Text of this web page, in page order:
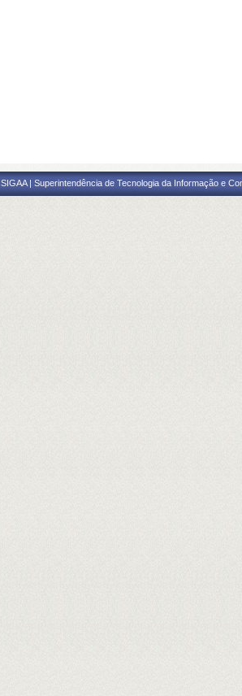
SIGAA | Superintendência de Tecnologia da Informação e